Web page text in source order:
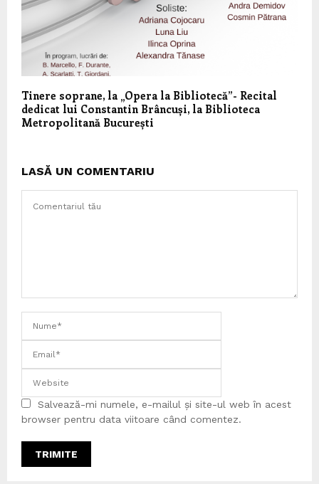
Tinere soprane, la „Opera la Bibliotecă”- Recital
dedicat lui Constantin Brâncuși, la Biblioteca
Metropolitană București
LASĂ UN COMENTARIU
Salvează-mi numele, e-mailul și site-ul web în acest
browser pentru data viitoare când comentez.